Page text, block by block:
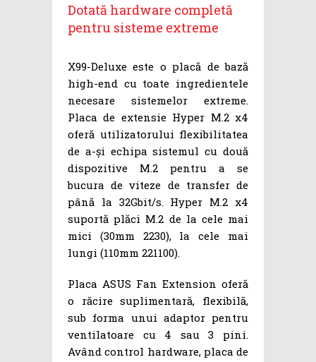
Dotată hardware completă
pentru sisteme extreme
X99-Deluxe este o placă de bază
high-end cu toate ingredientele
necesare sistemelor extreme.
Placa de extensie Hyper M.2 x4
oferă utilizatorului flexibilitatea
de a-și echipa sistemul cu două
dispozitive M.2 pentru a se
bucura de viteze de transfer de
până la 32Gbit/s. Hyper M.2 x4
suportă plăci M.2 de la cele mai
mici (30mm 2230), la cele mai
lungi (110mm 221100).
Placa ASUS Fan Extension oferă
o răcire suplimentară, flexibilă,
sub forma unui adaptor pentru
ventilatoare cu 4 sau 3 pini.
Având control hardware, placa de